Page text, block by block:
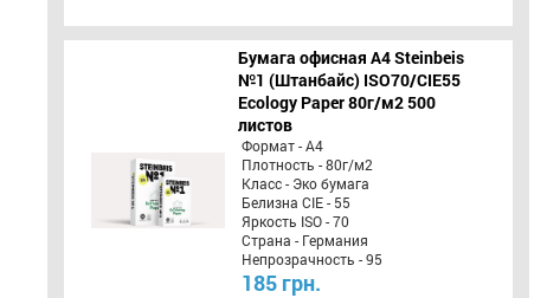
Бумага офисная A4 Steinbeis
№1 (Штанбайс) ISO70/СІЕ55
Ecology Paper 80г/м2 500
листов
Формат - А4
Плотность - 80г/м2
Класс - Эко бумага
Белизна CIE - 55
Яркость ISO - 70
Страна - Германия
Непрозрачность - 95
185 грн.